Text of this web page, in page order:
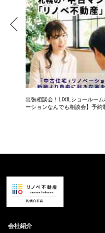
出張相談会！LIXILショールー
ーションなんでも相談会】予約
会社紹介